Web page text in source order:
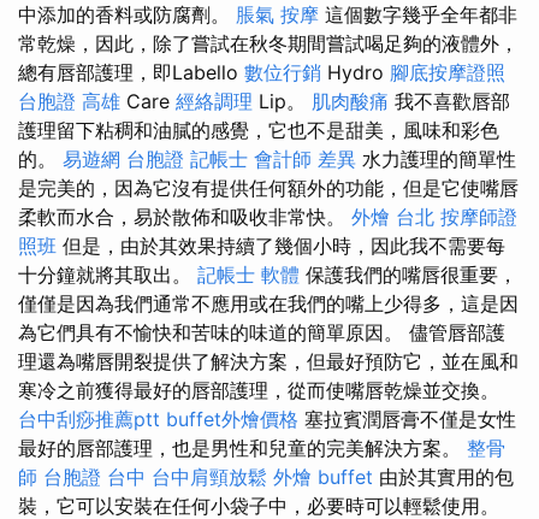
中添加的香料或防腐劑。 脹氣 按摩 這個數字幾乎全年都非
常乾燥，因此，除了嘗試在秋冬期間嘗試喝足夠的液體外，
總有唇部護理，即Labello 數位行銷 Hydro 腳底按摩證照
台胞證 高雄 Care 經絡調理 Lip。 肌肉酸痛 我不喜歡唇部
護理留下粘稠和油膩的感覺，它也不是甜美，風味和彩色
的。 易遊網 台胞證 記帳士 會計師 差異 水力護理的簡單性
是完美的，因為它沒有提供任何額外的功能，但是它使嘴唇
柔軟而水合，易於散佈和吸收非常快。 外燴 台北 按摩師證
照班 但是，由於其效果持續了幾個小時，因此我不需要每
十分鐘就將其取出。 記帳士 軟體 保護我們的嘴唇很重要，
僅僅是因為我們通常不應用或在我們的嘴上少得多，這是因
為它們具有不愉快和苦味的味道的簡單原因。 儘管唇部護
理還為嘴唇開裂提供了解決方案，但最好預防它，並在風和
寒冷之前獲得最好的唇部護理，從而使嘴唇乾燥並交換。
台中刮痧推薦ptt buffet外燴價格 塞拉賓潤唇膏不僅是女性
最好的唇部護理，也是男性和兒童的完美解決方案。 整骨
師 台胞證 台中 台中肩頸放鬆 外燴 buffet 由於其實用的包
裝，它可以安裝在任何小袋子中，必要時可以輕鬆使用。